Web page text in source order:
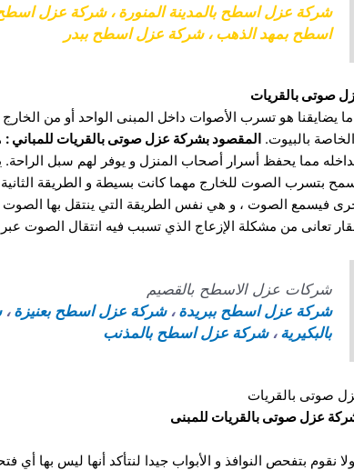
شركة عزل اسطح بالمدينة المنورة ،شركة عزل اسطح
اسطح بمهد الذهب ،شركة عزل اسطح ببدر
صوتى بالقريات
يضايقنا هو تسرب الأصوات داخل المبنى الواحد أو من
بالبيوت. المقصود بشركة عزل صوتى بالقريات للمباني :
مما يحفظ أسرار أصحاب المنزل و يوفر لهم سبل الراحة.
بتسرب الصوت للخارج مهما كانت بسيطة و الطريقة
فيسمع الصوت ، و هي نفس الطريقة التي ينتقل بها
تعانى من مشكلة الإزعاج الذي تسبب فيه انتقال الصوت
شركات عزل الاسطح بالقصيم
شركة عزل اسطح ببريدة ،شركة عزل اسطح بعنيزة ،
بالبكيرية ،شركة عزل اسطح بالمذنب
صوتى بالقريات
عزل صوتى بالقريات للمبنى
نقوم بتفحص النوافذ و الأبواب جيدا لنتأكد أنها ليس بها